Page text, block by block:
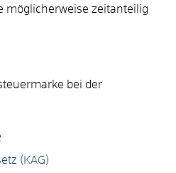
möglicherweise zeitanteilig
bei der
(KAG)